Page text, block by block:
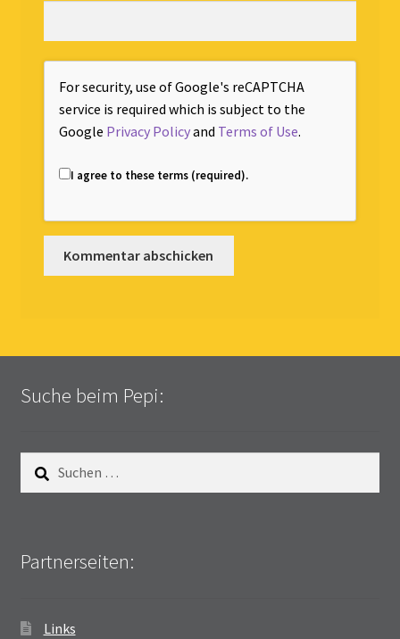
For security, use of Google's reCAPTCHA
service is required which is subject to the
Google Privacy Policyand Terms of Use.
I agree to these terms (required).
Suche beim Pepi:
Suchen
nach:
Partnerseiten:
Links